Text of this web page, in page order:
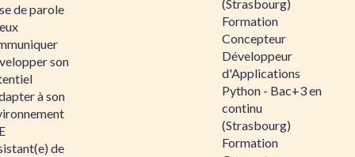
de parole
son
à son
de
(Strasbourg)
Formation
Concepteur
Développeur
d'Applications
Python - Bac+3 en
continu
(Strasbourg)
Formation